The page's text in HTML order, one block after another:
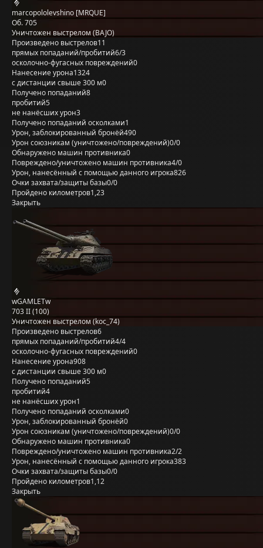
marcopololevshino [MRQUE]
Об. 705
Уничтожен выстрелом (BAJO)
Произведено выстрелов11
прямых попаданий/пробитий6/3
осколочно-фугасных повреждений0
Нанесение урона1324
с дистанции свыше 300 м0
Получено попаданий8
пробитий5
не нанёсших урон3
Получено попаданий осколками1
Урон, заблокированный бронёй490
Урон союзникам (уничтожено/повреждений)0/0
Обнаружено машин противника0
Повреждено/уничтожено машин противника4/0
Урон, нанесённый с помощью данного игрока826
Очки захвата/защиты базы0/0
Пройдено километров1,23
Закрыть
wGAMLETw
703 II (100)
Уничтожен выстрелом (koc_74)
Произведено выстрелов6
прямых попаданий/пробитий4/4
осколочно-фугасных повреждений0
Нанесение урона908
с дистанции свыше 300 м0
Получено попаданий5
пробитий4
не нанёсших урон1
Получено попаданий осколками0
Урон, заблокированный бронёй0
Урон союзникам (уничтожено/повреждений)0/0
Обнаружено машин противника0
Повреждено/уничтожено машин противника2/2
Урон, нанесённый с помощью данного игрока383
Очки захвата/защиты базы0/0
Пройдено километров1,12
Закрыть